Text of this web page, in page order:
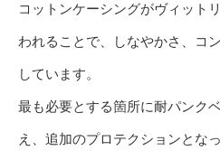
コットンケーシングがヴィット
われることで、しなやかさ、コ
しています。
最も必要とする箇所に耐パンク
え、追加のプロテクションとな